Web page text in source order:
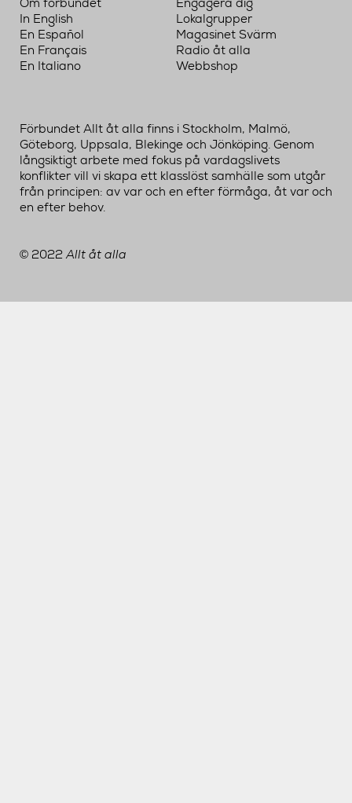
In English
En Español
En Français
En Italiano
Lokalgrupper
Magasinet Svärm
Radio åt alla
Webbshop
Förbundet Allt åt alla finns i Stockholm, Malmö,
Göteborg, Uppsala, Blekinge och Jönköping. Genom
långsiktigt arbete med fokus på vardagslivets
konflikter vill vi skapa ett klasslöst samhälle som utgår
från principen: av var och en efter förmåga, åt var och
en efter behov.
© 2022Allt åt alla